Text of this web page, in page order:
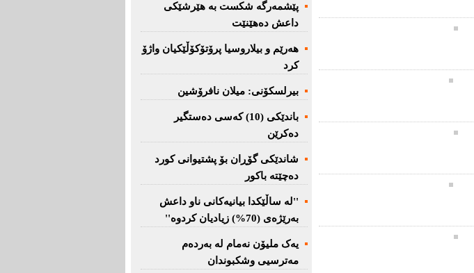
پێشمەرگە شكست بە هێرشێكی
داعش دەهێنێت
هەرێم و بیلاروسیا پرۆتۆکۆڵێکیان واژۆ
کرد
بیرلسكۆنی: میلان نافرۆشین
باندێکی (10) کەسى دەستگیر
دەکرێن
شاندێکى گۆڕان بۆ پشتیوانی کورد
دەچێتە باکور
''لە ساڵێکدا بیانیه‌كانی ناو داعش
بەرێژەى (70%) زیادیان کردوە''
یەک ملیۆن نەمام لە بەردەم
مەترسیی وشکبوندان